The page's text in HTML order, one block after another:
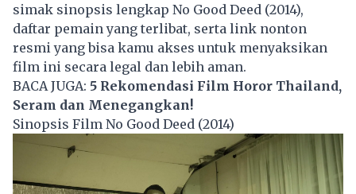
simak sinopsis lengkap No Good Deed (2014),
daftar pemain yang terlibat, serta link nonton
resmi yang bisa kamu akses untuk menyaksikan
film ini secara legal dan lebih aman.
BACA JUGA: 5 Rekomendasi Film Horor Thailand,
Seram dan Menegangkan!
Sinopsis Film No Good Deed (2014)